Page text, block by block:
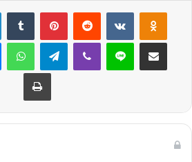
LinkedInTumblr PinterestReddit VKontakte
MessengerWhatsAppTelegramViber Line E-Posta ile
Yazdır